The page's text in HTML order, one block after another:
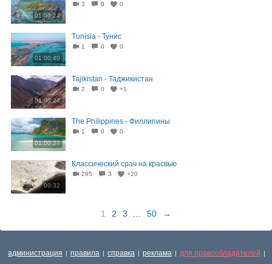
01:00:24
3 0 0
01:00:40
Tunisia - Тунис
1 0 0
01:00:24
Tajikistan - Таджикистан
2 0 +1
01:00:27
The Philippines - Филлипины
1 0 0
00:32
Классический срач на красвью
295 3 +20
1 2 3 50 →
администрация | правила | справка | реклама | для правообладателей |